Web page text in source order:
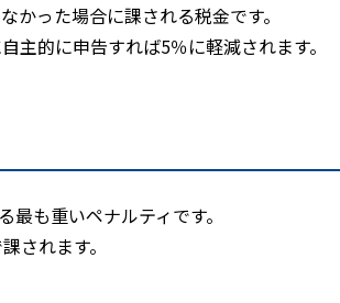
かった場合に課される税金です。
主的に申告すれば5％に軽減されます。
も重いペナルティです。
されます。